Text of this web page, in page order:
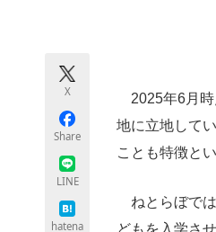
X
Share
LINE
hatena
2025年6月時
地に立地して
ことも特徴と
ねとらぼでは
どもを入学さ